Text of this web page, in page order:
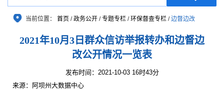
当前位置： 首页 /政务公开 /专题专栏 /环保督查专栏 /边督边改
2021年10月3日群众信访举报转办和边督边
改公开情况一览表
发布时间：2021-10-03 16时43分
来源：阿坝州大数据中心